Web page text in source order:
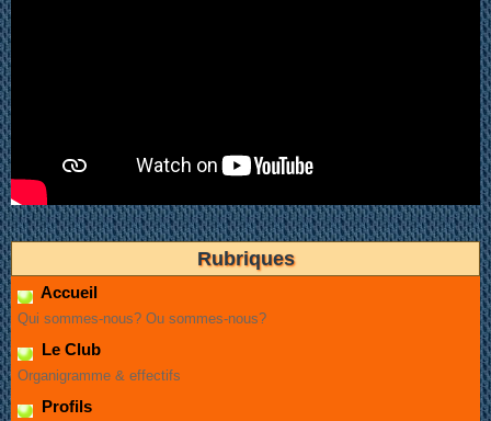
Rubriques
Accueil
Qui sommes-nous? Ou sommes-nous?
Le Club
Organigramme & effectifs
Profils